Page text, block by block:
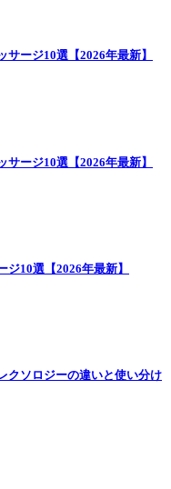
ージ10選【2026年最新】
ージ10選【2026年最新】
10選【2026年最新】
クソロジーの違いと使い分け